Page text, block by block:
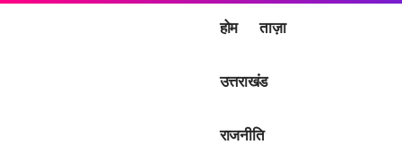
होम ताज़ा
उत्तराखंड
राजनीति